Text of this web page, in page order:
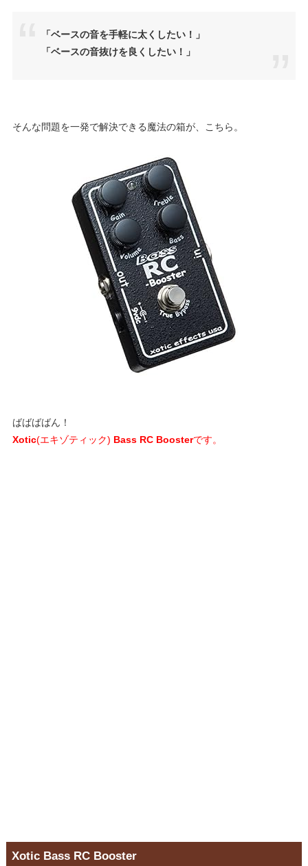
「ベースの音を手軽に太くしたい！」
「ベースの音抜けを良くしたい！」
そんな問題を一発で解決できる魔法の箱が、こちら。
ばばばばん！
Xotic(エキゾティック) Bass RC Boosterです。
Xotic Bass RC Booster